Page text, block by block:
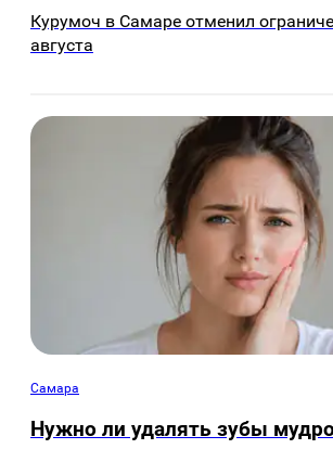
Курумоч в Самаре отменил
августа
Самара
Нужно ли удалять зубы